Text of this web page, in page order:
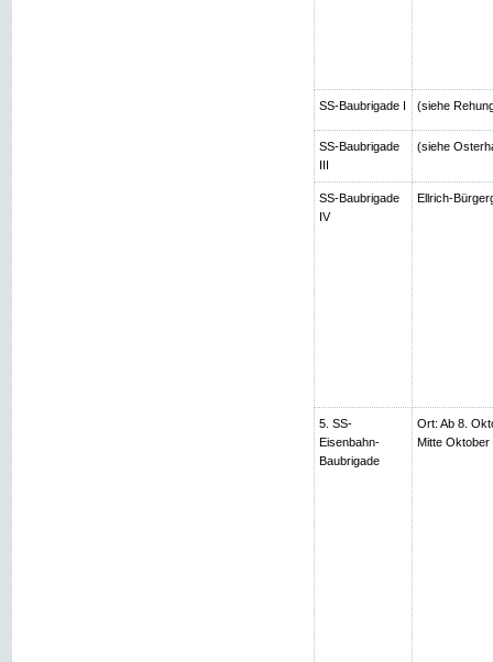
SS-Baubrigade I (siehe
SS-Baubrigade
III
(siehe
SS-Baubrigade
IV
Ellrich-
5. SS-
Eisenbahn-
Baubrigade
Ort: Ab 8.
Mitte